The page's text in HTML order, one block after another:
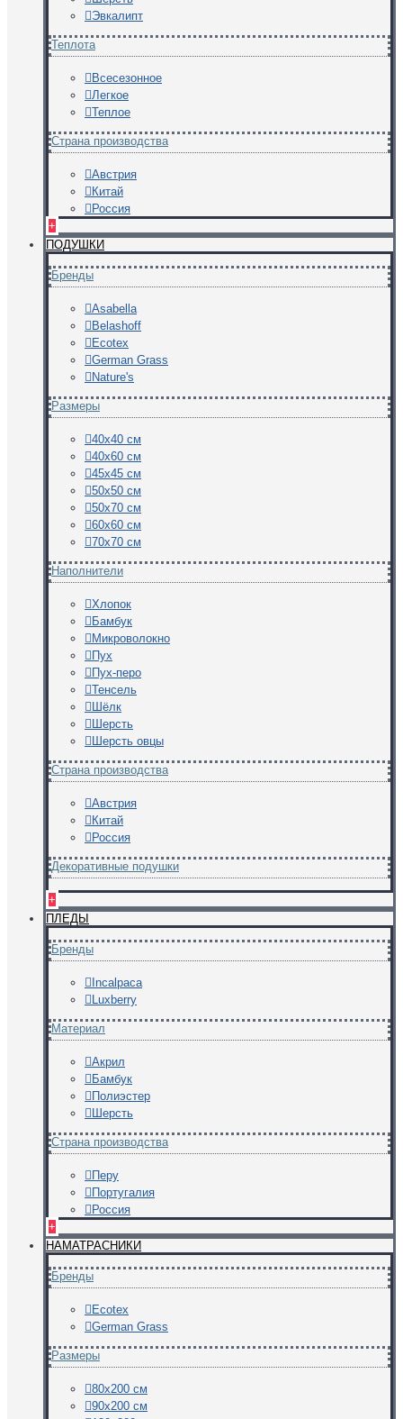
Эвкалипт
Теплота
Всесезонное
Легкое
Теплое
Страна производства
Австрия
Китай
Россия
+
ПОДУШКИ
Бренды
Asabella
Belashoff
Ecotex
German Grass
Nature's
Размеры
40х40 см
40х60 см
45х45 см
50х50 см
50х70 см
60х60 см
70х70 см
Наполнители
Хлопок
Бамбук
Микроволокно
Пух
Пух-перо
Тенсель
Шёлк
Шерсть
Шерсть овцы
Страна производства
Австрия
Китай
Россия
Декоративные подушки
+
ПЛЕДЫ
Бренды
Incalpaca
Luxberry
Материал
Акрил
Бамбук
Полиэстер
Шерсть
Страна производства
Перу
Португалия
Россия
+
НАМАТРАСНИКИ
Бренды
Ecotex
German Grass
Размеры
80х200 см
90х200 см